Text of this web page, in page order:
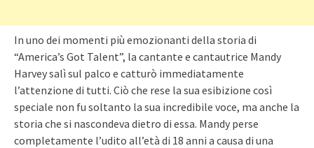
In uno dei momenti più emozionanti della storia di
“America’s Got Talent”, la cantante e cantautrice Mandy
Harvey salì sul palco e catturò immediatamente
l’attenzione di tutti. Ciò che rese la sua esibizione così
speciale non fu soltanto la sua incredibile voce, ma anche la
storia che si nascondeva dietro di essa. Mandy perse
completamente l’udito all’età di 18 anni a causa di una